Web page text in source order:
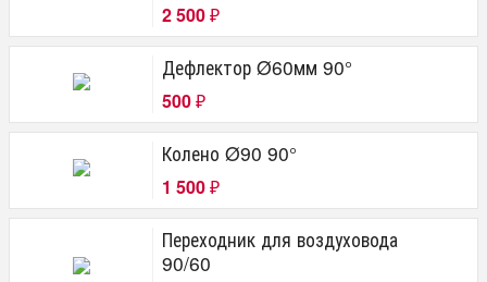
2 500 ₽
Дефлектор Ø60мм 90°
500 ₽
Колено Ø90 90°
1 500 ₽
Переходник для воздуховода
90/60